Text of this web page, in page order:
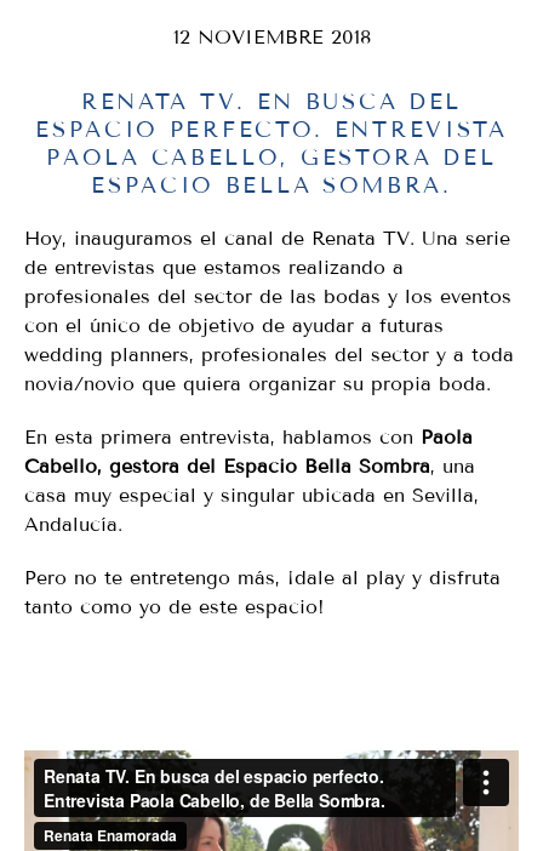
12 NOVIEMBRE 2018
RENATA TV. EN BUSCA DEL
ESPACIO PERFECTO. ENTREVISTA
PAOLA CABELLO, GESTORA DEL
ESPACIO BELLA SOMBRA.
Hoy, inauguramos el canal de Renata TV. Una serie
de entrevistas que estamos realizando a
profesionales del sector de las bodas y los eventos
con el único de objetivo de ayudar a futuras
wedding planners, profesionales del sector y a toda
novia/novio que quiera organizar su propia boda.
En esta primera entrevista, hablamos con Paola
Cabello, gestora del Espacio Bella Sombra, una
casa muy especial y singular ubicada en Sevilla,
Andalucía.
Pero no te entretengo más, ¡dale al play y disfruta
tanto como yo de este espacio!